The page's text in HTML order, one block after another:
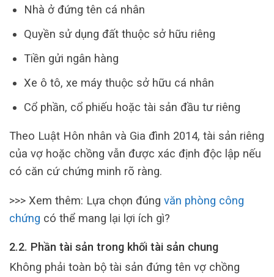
Nhà ở đứng tên cá nhân
Quyền sử dụng đất thuộc sở hữu riêng
Tiền gửi ngân hàng
Xe ô tô, xe máy thuộc sở hữu cá nhân
Cổ phần, cổ phiếu hoặc tài sản đầu tư riêng
Theo Luật Hôn nhân và Gia đình 2014, tài sản riêng
của vợ hoặc chồng vẫn được xác định độc lập nếu
có căn cứ chứng minh rõ ràng.
>>> Xem thêm: Lựa chọn đúng văn phòng công
chứng có thể mang lại lợi ích gì?
2.2. Phần tài sản trong khối tài sản chung
Không phải toàn bộ tài sản đứng tên vợ chồng